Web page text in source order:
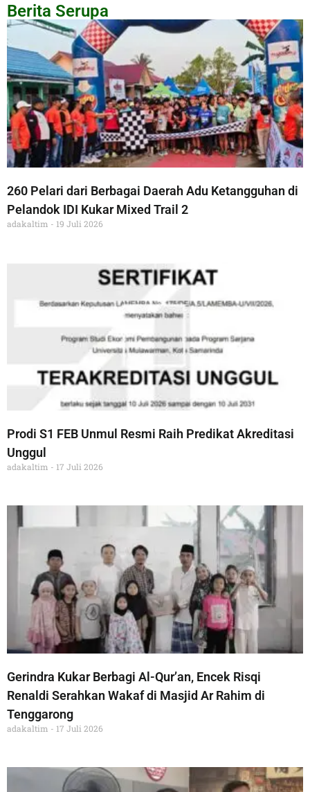
Berita Serupa
260 Pelari dari Berbagai Daerah Adu Ketangguhan di
Pelandok IDI Kukar Mixed Trail 2
adakaltim 19 Juli 2026
Prodi S1 FEB Unmul Resmi Raih Predikat Akreditasi
Unggul
adakaltim 17 Juli 2026
Gerindra Kukar Berbagi Al-Qur’an, Encek Risqi
Renaldi Serahkan Wakaf di Masjid Ar Rahim di
Tenggarong
adakaltim 17 Juli 2026